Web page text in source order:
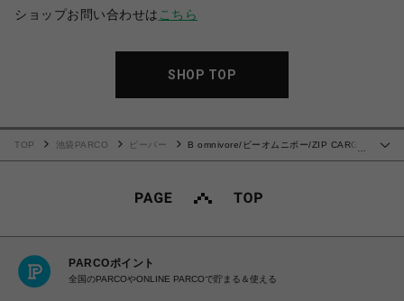
ショップお問い合わせは こちら
SHOP TOP
TOP 池袋PARCO ビーバー
B omnivore/ビーオムニボー/ZIP CARGO
PARCOポイント
全国のPARCOやONLINE PARCOで貯まる＆使える